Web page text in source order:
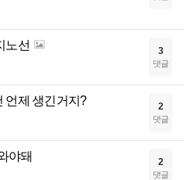
노선 3
댓글
언제 생긴거지? 2
댓글
야돼 2
댓글